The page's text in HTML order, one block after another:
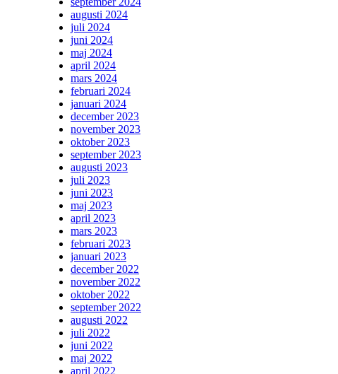
augusti 2024
juli 2024
juni 2024
maj 2024
april 2024
mars 2024
februari 2024
januari 2024
december 2023
november 2023
oktober 2023
september 2023
augusti 2023
juli 2023
juni 2023
maj 2023
april 2023
mars 2023
februari 2023
januari 2023
december 2022
november 2022
oktober 2022
september 2022
augusti 2022
juli 2022
juni 2022
maj 2022
april 2022